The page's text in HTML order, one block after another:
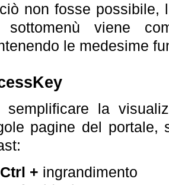
non fosse possibile,
sottomenù viene
le medesime
semplificare la
pagine del portale,
Ctrl + ingrandimento